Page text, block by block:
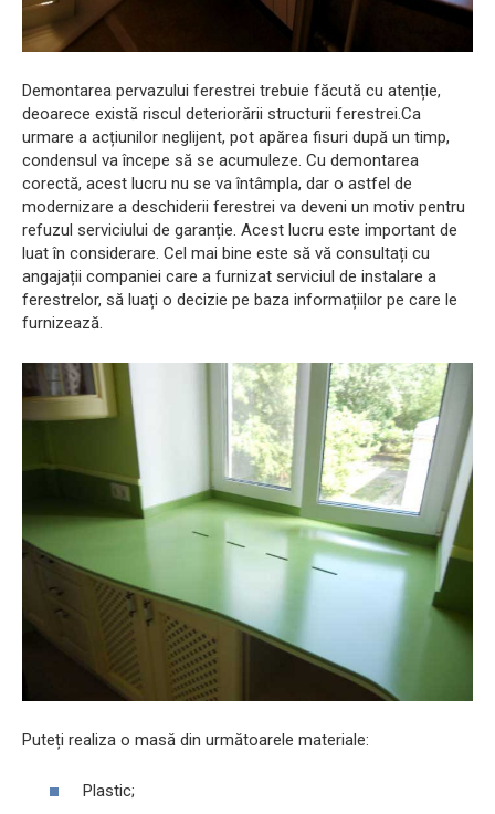
Demontarea pervazului ferestrei trebuie făcută cu atenție,
deoarece există riscul deteriorării structurii ferestrei.Ca
urmare a acțiunilor neglijent, pot apărea fisuri după un timp,
condensul va începe să se acumuleze. Cu demontarea
corectă, acest lucru nu se va întâmpla, dar o astfel de
modernizare a deschiderii ferestrei va deveni un motiv pentru
refuzul serviciului de garanție. Acest lucru este important de
luat în considerare. Cel mai bine este să vă consultați cu
angajații companiei care a furnizat serviciul de instalare a
ferestrelor, să luați o decizie pe baza informațiilor pe care le
furnizează.
Puteți realiza o masă din următoarele materiale:
Plastic;